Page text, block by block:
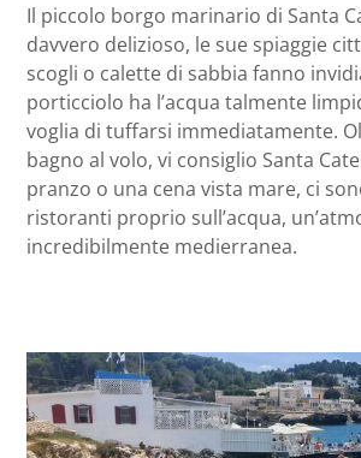
Il piccolo borgo marinario di Santa
davvero delizioso, le sue spiaggie
scogli o calette di sabbia fanno
porticciolo ha l’acqua talmente
voglia di tuffarsi immediatamente.
bagno al volo, vi consiglio Santa
pranzo o una cena vista mare, ci
ristoranti proprio sull’acqua,
incredibilmente medierranea.